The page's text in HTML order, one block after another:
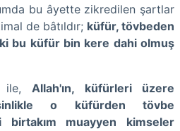
bu âyette zikredilen şartlar
de bâtıldır; küfür, tövbeden
bu küfür bin kere dahi olmuş
ile, Allah'ın, küfürleri üzere
o küfürden tövbe
birtakım muayyen kimseler